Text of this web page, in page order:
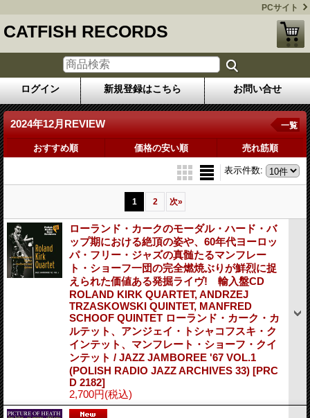
PCサイト
CATFISH RECORDS
ログイン 新規登録はこちら お問い合せ
2024年12月REVIEW 一覧
おすすめ順 価格の安い順 売れ筋順
表示件数:
1 2 次»
ローランド・カークのモーダル・ハード・バ
ップ期における絶頂の姿や、60年代ヨーロッ
パ・フリー・ジャズの真髄たるマンフレー
ト・ショーフ一団の完全燃焼ぶりが鮮烈に捉
えられた価値ある発掘ライヴ! 輸入盤CD
ROLAND KIRK QUARTET, ANDRZEJ
TRZASKOWSKI QUINTET, MANFRED
SCHOOF QUINTET ローランド・カーク・カ
ルテット、アンジェイ・トシャコフスキ・ク
インテット、マンフレート・ショーフ・クイ
ンテット / JAZZ JAMBOREE '67 VOL.1
(POLISH RADIO JAZZ ARCHIVES 33) [PRC
D 2182]
2,700円(税込)